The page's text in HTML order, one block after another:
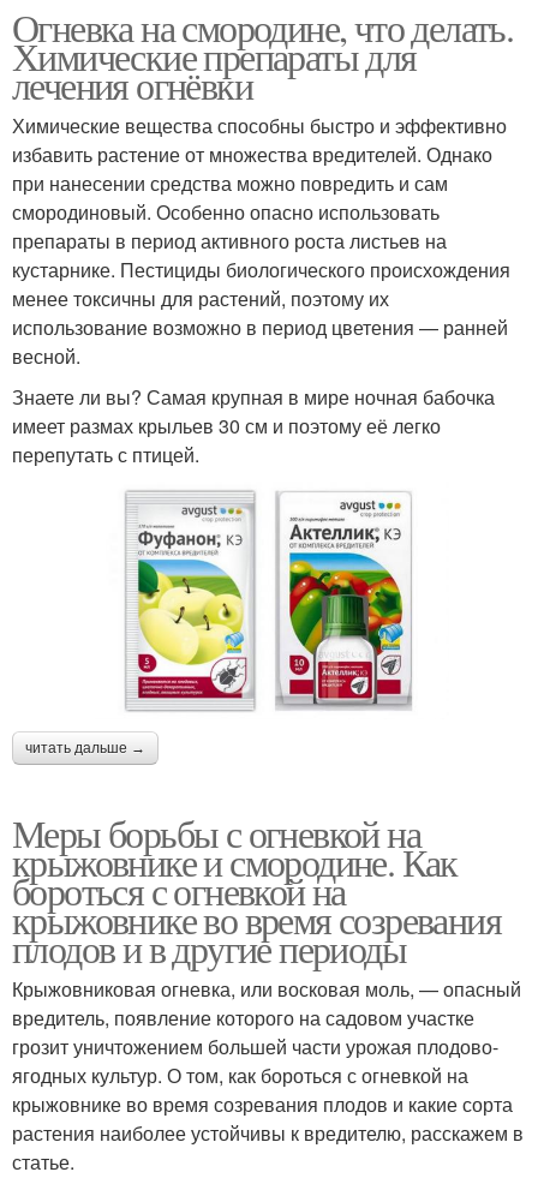
Огневка на смородине, что делать.
Химические препараты для
лечения огнёвки
Химические вещества способны быстро и эффективно
избавить растение от множества вредителей. Однако
при нанесении средства можно повредить и сам
смородиновый. Особенно опасно использовать
препараты в период активного роста листьев на
кустарнике. Пестициды биологического происхождения
менее токсичны для растений, поэтому их
использование возможно в период цветения — ранней
весной.
Знаете ли вы? Самая крупная в мире ночная бабочка
имеет размах крыльев 30 см и поэтому её легко
перепутать с птицей.
читать дальше →
Меры борьбы с огневкой на
крыжовнике и смородине. Как
бороться с огневкой на
крыжовнике во время созревания
плодов и в другие периоды
Крыжовниковая огневка, или восковая моль, — опасный
вредитель, появление которого на садовом участке
грозит уничтожением большей части урожая плодово-
ягодных культур. О том, как бороться с огневкой на
крыжовнике во время созревания плодов и какие сорта
растения наиболее устойчивы к вредителю, расскажем в
статье.